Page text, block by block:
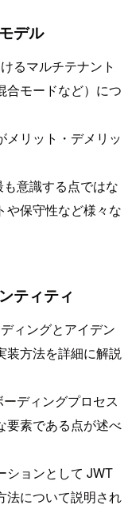
デル
るマルチテナント
合モードなど）につ
メリット・デメリッ
意識する点ではな
や保守性など様々な
ティティ
ィングとアイデン
装方法を詳細に解説
ディングプロセス
要素である点が述べ
ションとして JWT
法について説明され